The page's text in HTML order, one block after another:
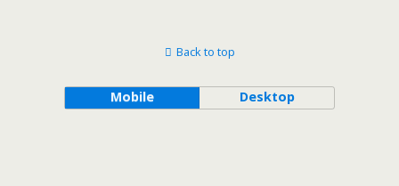
Back to top
Mobile Desktop